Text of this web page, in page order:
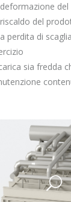
del
perdita di scaglia
sia fredda